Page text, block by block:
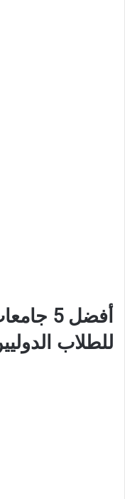
أفضل 5
للطلاب